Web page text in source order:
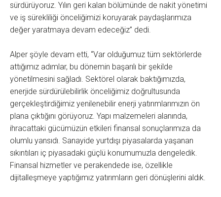
sürdürüyoruz. Yılın geri kalan bölümünde de nakit yönetimi
ve iş sürekliliği önceliğimizi koruyarak paydaşlarımıza
değer yaratmaya devam edeceğiz” dedi.
Alper şöyle devam etti, “Var olduğumuz tüm sektörlerde
attığımız adımlar, bu dönemin başarılı bir şekilde
yönetilmesini sağladı. Sektörel olarak baktığımızda,
enerjide sürdürülebilirlik önceliğimiz doğrultusunda
gerçekleştirdiğimiz yenilenebilir enerji yatırımlarımızın ön
plana çıktığını görüyoruz. Yapı malzemeleri alanında,
ihracattaki gücümüzün etkileri finansal sonuçlarımıza da
olumlu yansıdı. Sanayide yurtdışı piyasalarda yaşanan
sıkıntıları iç piyasadaki güçlü konumumuzla dengeledik.
Finansal hizmetler ve perakendede ise, özellikle
dijitalleşmeye yaptığımız yatırımların geri dönüşlerini aldık.